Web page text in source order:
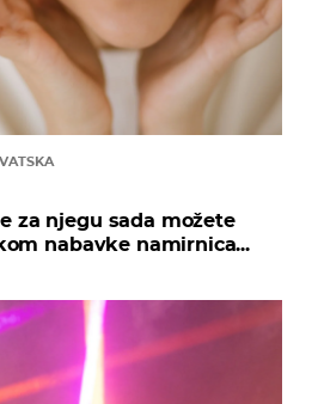
za njegu sada možete
nabavke namirnica...